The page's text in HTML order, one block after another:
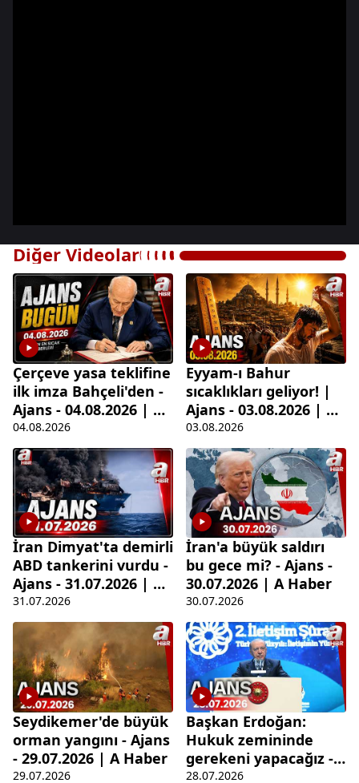
Diğer Videolar
Çerçeve yasa teklifine
ilk imza Bahçeli'den -
Ajans - 04.08.2026 | A
Haber
04.08.2026
Eyyam-ı Bahur
sıcaklıkları geliyor! |
Ajans - 03.08.2026 | A
Haber
03.08.2026
İran Dimyat'ta demirli
ABD tankerini vurdu -
Ajans - 31.07.2026 | A
Haber
31.07.2026
İran'a büyük saldırı
bu gece mi? - Ajans -
30.07.2026 | A Haber
30.07.2026
Seydikemer'de büyük
orman yangını - Ajans
- 29.07.2026 | A Haber
29.07.2026
Başkan Erdoğan:
Hukuk zemininde
gerekeni yapacağız -
Ajans - 28.07.2026 | A
28.07.2026